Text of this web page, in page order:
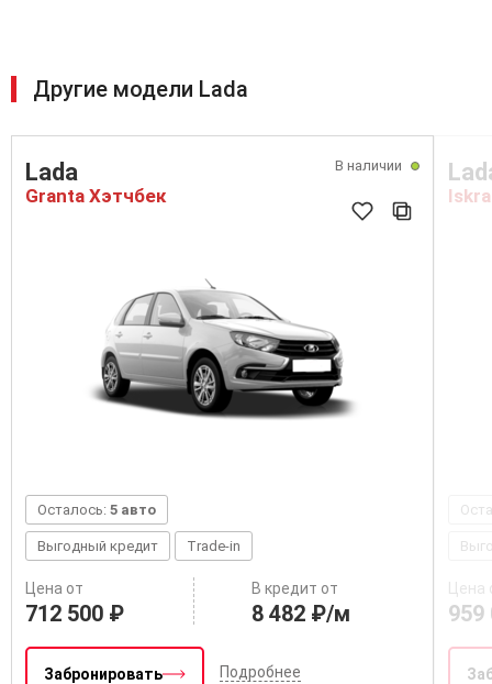
Другие модели Lada
В наличии
Lada
Granta Хэтчбек
Осталось: 5 авто
Выгодный кредит Trade-in
Цена от
712 500 ₽
В кредит от
8 482 ₽/м
Забронировать Подробнее
Iskra
Цена
959